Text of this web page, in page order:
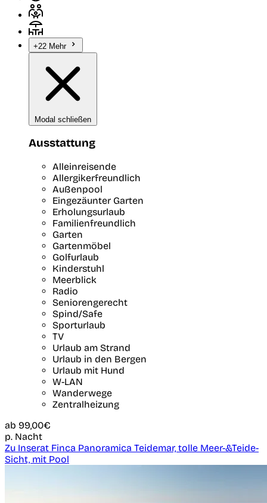
+22 Mehr
Modal schließen
Ausstattung
Alleinreisende
Allergikerfreundlich
Außenpool
Eingezäunter Garten
Erholungsurlaub
Familienfreundlich
Garten
Gartenmöbel
Golfurlaub
Kinderstuhl
Meerblick
Radio
Seniorengerecht
Spind/Safe
Sporturlaub
TV
Urlaub am Strand
Urlaub in den Bergen
Urlaub mit Hund
W-LAN
Wanderwege
Zentralheizung
ab 99,00€
p. Nacht
Zu Inserat Finca Panoramica Teidemar, tolle Meer-&Teide-
Sicht, mit Pool